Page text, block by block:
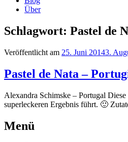
Über
Schlagwort: Pastel de
Veröffentlicht am 25. Juni 20143.
Pastel de Nata –
Alexandra Schimske – Portugal
superleckeren Ergebnis führt. 🙂
Menü